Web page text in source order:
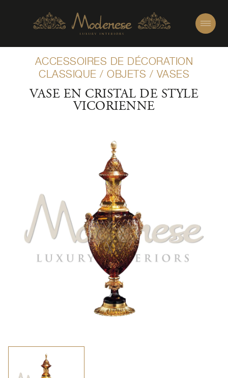
ACCESSOIRES DE DÉCORATION
CLASSIQUE / OBJETS / VASES
VASE EN CRISTAL DE STYLE
VICORIENNE